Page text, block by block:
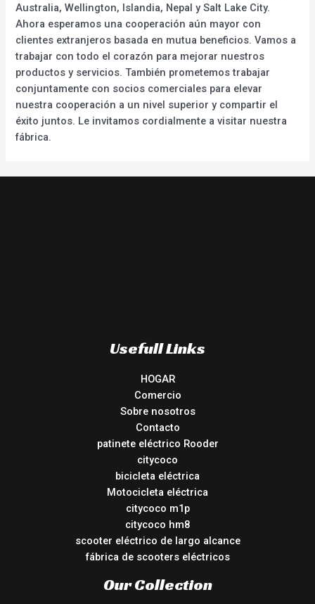
Australia, Wellington, Islandia, Nepal y Salt Lake City.
Ahora esperamos una cooperación aún mayor con
clientes extranjeros basada en mutua beneficios. Vamos a
trabajar con todo el corazón para mejorar nuestros
productos y servicios. También prometemos trabajar
conjuntamente con socios comerciales para elevar
nuestra cooperación a un nivel superior y compartir el
éxito juntos. Le invitamos cordialmente a visitar nuestra
fábrica.
Usefull Links
HOGAR
Comercio
Sobre nosotros
Contacto
patinete eléctrico Rooder
citycoco
bicicleta eléctrica
Motocicleta eléctrica
citycoco m1p
citycoco hm8
scooter eléctrico de largo alcance
fábrica de scooters eléctricos
Our Collection